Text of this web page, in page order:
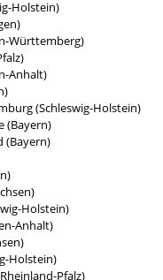
Holstein)
Württemberg)
Anhalt)
(Schleswig-Holstein)
(Bayern)
(Bayern)
Holstein)
Anhalt)
Holstein)
Pfalz)